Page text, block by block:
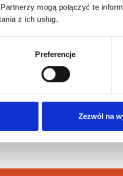
mogą połączyć te
z ich usług.
Preferencje
Zezwól na
komunikację z klientami, ma
Dodatkowo, nowoczesny
formie, równieżloterii, konkursu
strategii na program
wyników. Skuteczność działań
Dlatego szukaj tylko takich